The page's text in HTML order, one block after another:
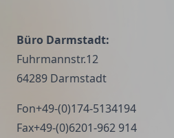
Büro Darmstadt:
Fuhrmannstr.12
64289 Darmstadt
Fon+49-(0)174-5134194
Fax+49-(0)6201-962 914